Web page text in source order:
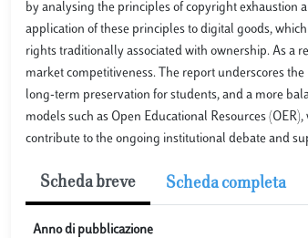
by analysing the principles of copyright exhaustion
application of these principles to digital goods,
rights traditionally associated with ownership. As a
market competitiveness. The report underscores
long-term preservation for students, and a more
models such as Open Educational Resources
contribute to the ongoing institutional debate and
Scheda breve Scheda completa
Anno di pubblicazione